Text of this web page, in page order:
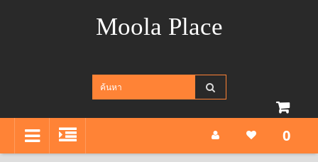
Moola Place
0